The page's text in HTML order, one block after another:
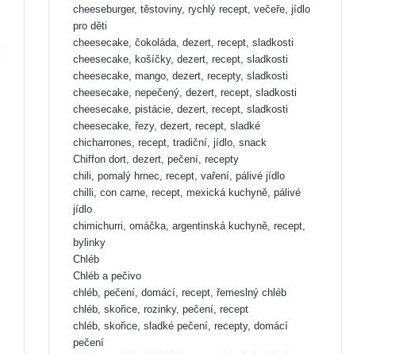
cheeseburger, těstoviny, rychlý recept, večeře, jídlo
pro děti
cheesecake, čokoláda, dezert, recept, sladkosti
cheesecake, košíčky, dezert, recept, sladkosti
cheesecake, mango, dezert, recepty, sladkosti
cheesecake, nepečený, dezert, recept, sladkosti
cheesecake, pistácie, dezert, recept, sladkosti
cheesecake, řezy, dezert, recept, sladké
chicharrones, recept, tradiční, jídlo, snack
Chiffon dort, dezert, pečení, recepty
chili, pomalý hrnec, recept, vaření, pálivé jídlo
chilli, con carne, recept, mexická kuchyně, pálivé
jídlo
chimichurri, omáčka, argentinská kuchyně, recept,
bylinky
Chléb
Chléb a pečivo
chléb, pečení, domácí, recept, řemeslný chléb
chléb, skořice, rozinky, pečení, recept
chléb, skořice, sladké pečení, recepty, domácí
pečení